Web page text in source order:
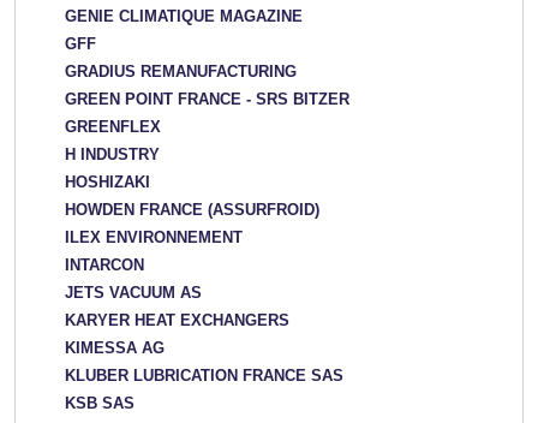
GENIE CLIMATIQUE MAGAZINE
GFF
GRADIUS REMANUFACTURING
GREEN POINT FRANCE - SRS BITZER
GREENFLEX
H INDUSTRY
HOSHIZAKI
HOWDEN FRANCE (ASSURFROID)
ILEX ENVIRONNEMENT
INTARCON
JETS VACUUM AS
KARYER HEAT EXCHANGERS
KIMESSA AG
KLUBER LUBRICATION FRANCE SAS
KSB SAS